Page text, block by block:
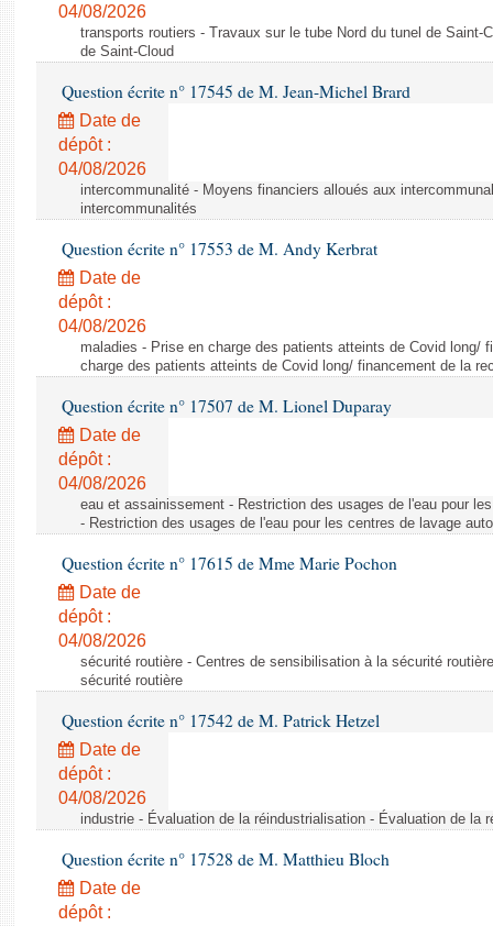
Comptes rendus des débats
04/08/2026
transports routiers - Travaux sur le tube Nord du tunel de Saint-
de Saint-Cloud
Question écrite n° 17545 de M. Jean-Michel Brard
Date de
dépôt :
04/08/2026
intercommunalité - Moyens financiers alloués aux
intercommunalités
Question écrite n° 17553 de M. Andy Kerbrat
Date de
dépôt :
04/08/2026
maladies - Prise en charge des patients atteints de Covid long/
charge des patients atteints de Covid long/ financement de la
Question écrite n° 17507 de M. Lionel Duparay
Date de
dépôt :
04/08/2026
eau et assainissement - Restriction des usages de l'eau pour
- Restriction des usages de l'eau pour les centres de lavage
Question écrite n° 17615 de Mme Marie Pochon
Date de
dépôt :
04/08/2026
sécurité routière - Centres de sensibilisation à la sécurité
sécurité routière
Question écrite n° 17542 de M. Patrick Hetzel
Date de
dépôt :
04/08/2026
industrie - Évaluation de la réindustrialisation - Évaluation de la
Question écrite n° 17528 de M. Matthieu Bloch
Date de
dépôt :